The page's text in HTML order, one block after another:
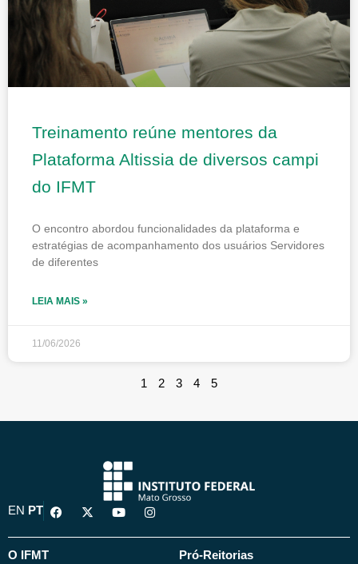
Treinamento reúne mentores da
Plataforma Altissia de diversos campi
do IFMT
O encontro abordou funcionalidades da plataforma e
estratégias de acompanhamento dos usuários Servidores
de diferentes
LEIA MAIS »
11/06/2026
1 2 3 4 5
EN PT
F
a
e
X
-
w
Y
o
t
I
n
t
O IFMT Pró-Reitorias